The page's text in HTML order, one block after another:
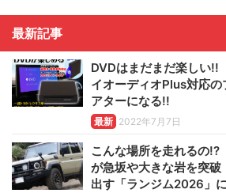
最新記事
DVDはまだまだ楽しい!!
イオーディオPlus対応
アターになる!!
最新 2022年7月7日
こんな場所を走れるの
が急坂や大きな岩を突
出す「ランジム2026」に